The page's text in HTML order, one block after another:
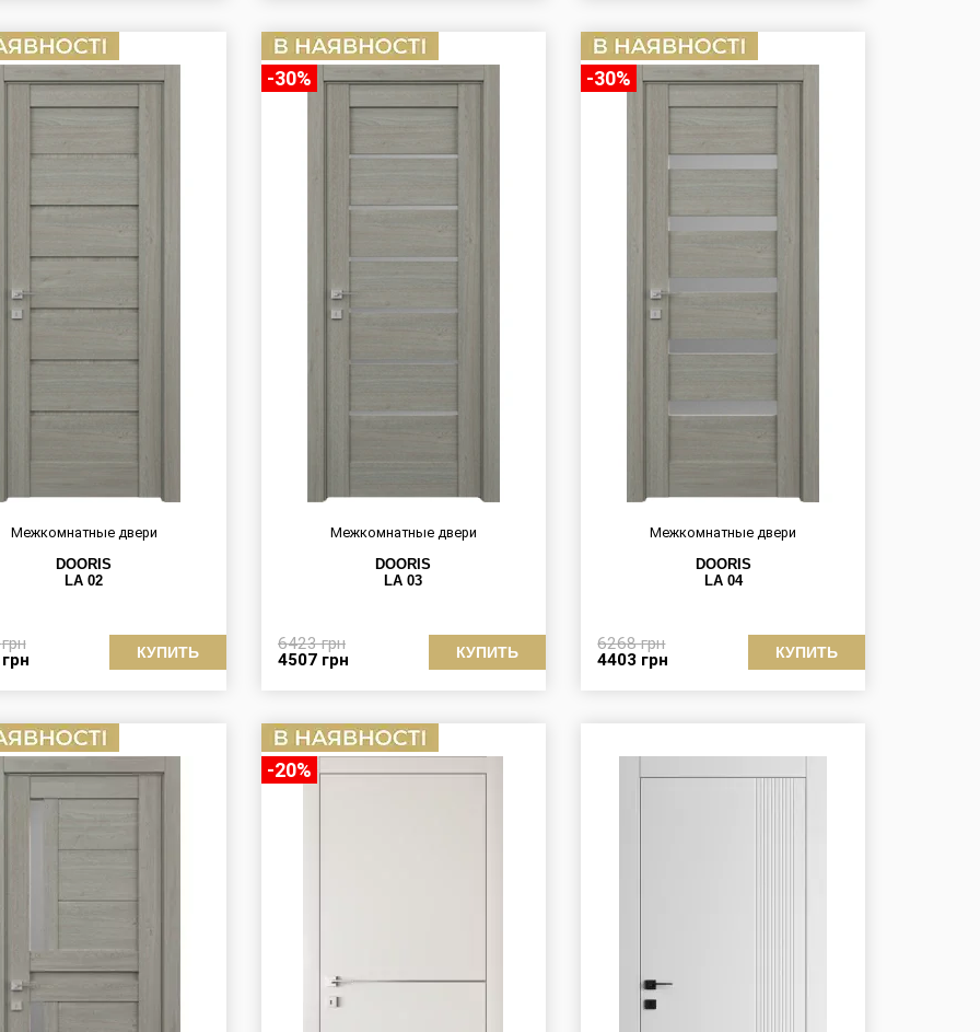
Межкомнатные двери
DOORIS
LA 02
грн
грн КУПИТЬ
-30%
Межкомнатные двери
DOORIS
LA 03
6423грн
4507 грн КУПИТЬ
-30%
Межкомнатные двери
DOORIS
LA 04
6268грн
4403 грн КУПИТЬ
-20%